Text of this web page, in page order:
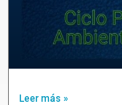
Leer más »